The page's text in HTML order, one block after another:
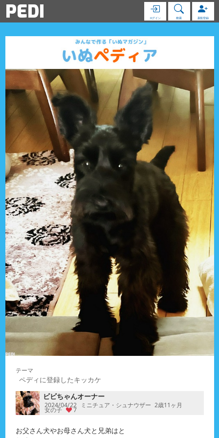
PEDI ログイン 検索 新規登録
ペディに登録したキッカケ
ビビちゃんオーナー
2024/04/22 ミニチュア・シュナウザー 2歳11ヶ月
女の子 7
お父さん犬やお母さん犬と兄弟はと